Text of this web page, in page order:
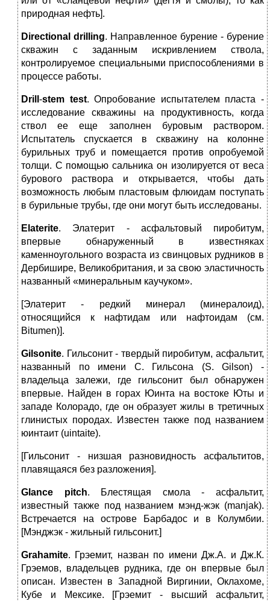
природная нефть].
Directional drilling. Направленное бурение ‑ бурение
скважин с заданным искривлением ствола,
контролируемое специальными приспособлениями в
процессе работы.
Drill -stem test. Опробование испытателем пласта ‑
исследование скважины на продуктивность, когда
ствол ее еще заполнен буровым раствором.
Испытатель спускается в скважину на колонне
бурильных труб и помещается против опробуемой
толщи. С помощью сальника он изолируется от веса
бурового раствора и открывается, чтобы дать
возможность любым пластовым флюидам поступать
в бурильные трубы, где они могут быть исследованы.
Elaterite. Элатерит ‑ асфальтовый пиробитум,
впервые обнаруженный в известняках
каменноугольного возраста из свинцовых рудников в
Дербишире, Великобритания, и за свою эластичность
названный «минеральным каучуком».
[Элатерит ‑ редкий минерал (минералоид),
относящийся к нафтидам или нафтоидам (см.
Bitumen)].
Gilsonite. Гильсонит - твердый пиробитум, асфальтит,
названный по имени С. Гильсона (S. Gilson) -
владельца залежи, где гильсонит был обнаружен
впервые. Найден в горах Юинта на востоке Юты и
западе Колорадо, где он образует жилы в третичных
глинистых породах. Известен также под названием
юинтаит (uintaite).
[Гильсонит - низшая разновидность асфальтитов,
плавящаяся без разложения].
Glance pitch. Блестящая смола - асфальтит,
известный также под названием мэнд-жэк (manjak).
Встречается на острове Барбадос и в Колумбии.
[Мэнджэк - жильный гильсонит.]
Grahamite. Грэемит, назван по имени Дж.А. и Дж.К.
Грэемов, владельцев рудника, где он впервые был
описан. Известен в Западной Виргинии, Оклахоме,
Кубе и Мексике. [Грэемит ‑ высший асфальтит,